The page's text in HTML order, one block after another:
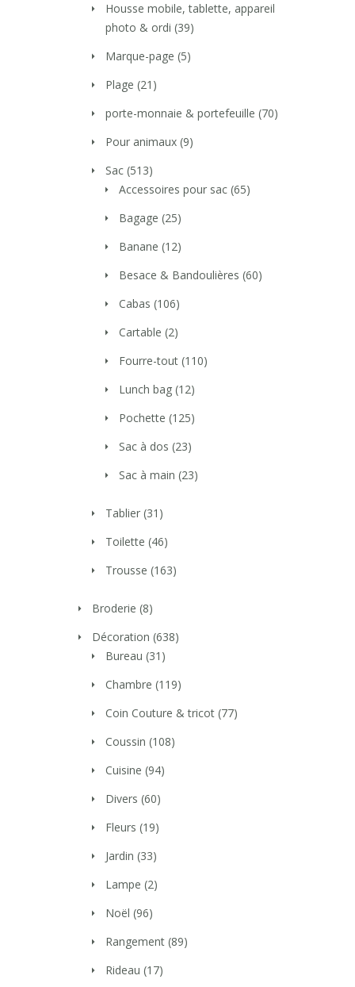
Housse mobile, tablette, appareil
photo & ordi (39)
Marque-page (5)
Plage (21)
porte-monnaie & portefeuille (70)
Pour animaux (9)
Sac (513)
Accessoires pour sac (65)
Bagage (25)
Banane (12)
Besace & Bandoulières (60)
Cabas (106)
Cartable (2)
Fourre-tout (110)
Lunch bag (12)
Pochette (125)
Sac à dos (23)
Sac à main (23)
Tablier (31)
Toilette (46)
Trousse (163)
Broderie (8)
Décoration (638)
Bureau (31)
Chambre (119)
Coin Couture & tricot (77)
Coussin (108)
Cuisine (94)
Divers (60)
Fleurs (19)
Jardin (33)
Lampe (2)
Noël (96)
Rangement (89)
Rideau (17)